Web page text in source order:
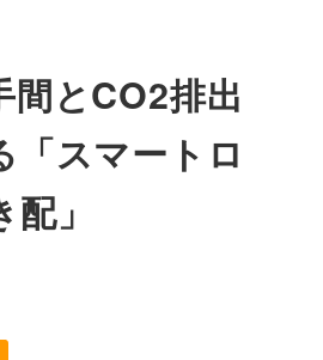
間とCO2排出
「スマートロ
」